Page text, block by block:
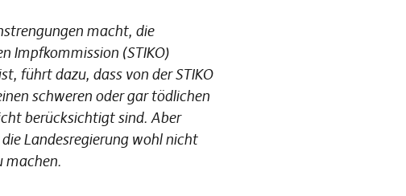
macht, die
Impfkommission (STIKO)
führt dazu, dass von der STIKO
schweren oder gar tödlichen
berücksichtigt sind. Aber
Landesregierung wohl nicht
machen.